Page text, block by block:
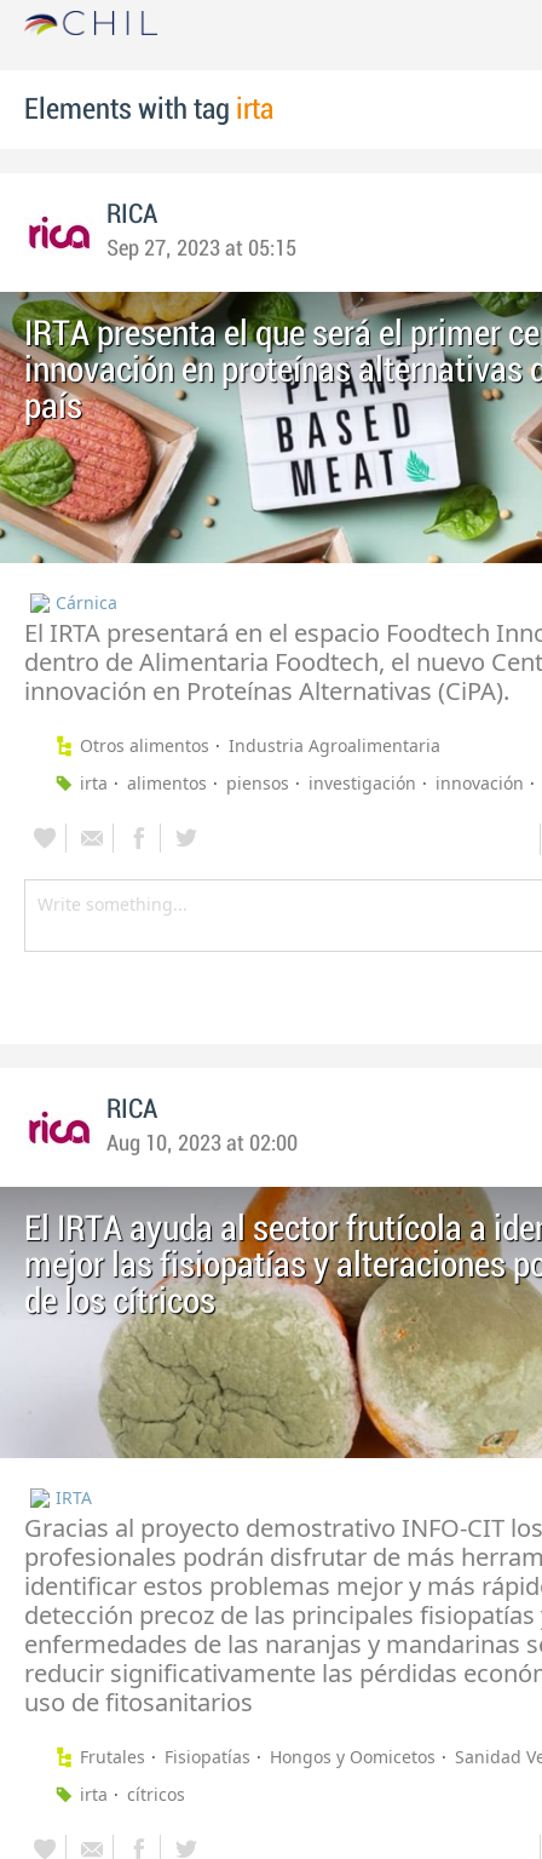
Elements with tag irta
RICA
Sep 27, 2023 at 05:15
IRTA presenta el que será el primer
innovación en proteínas alternativas
país
Cárnica
El IRTA presentará en el espacio Foodtech
dentro de Alimentaria Foodtech, el nuevo
innovación en Proteínas Alternativas (CiPA).
Otros alimentos
Industria Agroalimentaria
irta
alimentos piensos investigación innovación
RICA
Aug 10, 2023 at 02:00
El IRTA ayuda al sector frutícola a
mejor las fisiopatías y alteraciones
de los cítricos
IRTA
Gracias al proyecto demostrativo INFO-CIT los
profesionales podrán disfrutar de más
identificar estos problemas mejor y más
detección precoz de las principales fisiopatías
enfermedades de las naranjas y mandarinas
reducir significativamente las pérdidas
uso de fitosanitarios
Frutales Fisiopatías Hongos y Oomicetos
Sanidad
irta
cítricos